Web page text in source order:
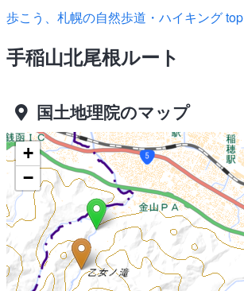
歩こう、札幌の自然歩道・ハイキング top
手稲山北尾根ルート
国土地理院のマップ
+
−